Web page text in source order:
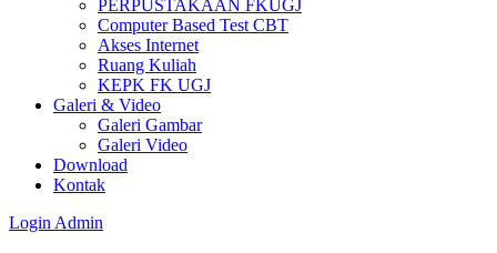
PERPUSTAKAAN FKUGJ
Computer Based Test CBT
Akses Internet
Ruang Kuliah
KEPK FK UGJ
Galeri & Video
Galeri Gambar
Galeri Video
Download
Kontak
Login Admin